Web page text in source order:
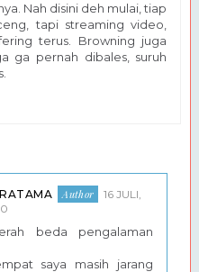
Nah disini deh mulai, tiap
tapi streaming video,
terus. Browning juga
ga pernah dibales, suruh
16 JULI,
beda pengalaman
saya masih jarang